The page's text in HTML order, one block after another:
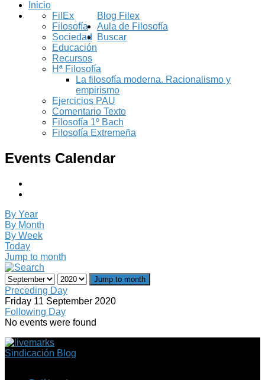
Inicio
Blog Filex
FilEx
Filosofía
Sociedad
Educación
Recursos
Aula de Filosofía
Hª Filosofía
La filosofía moderna. Racionalismo y
empirismo
Ejercicios PAU
Comentario Texto
Filosofía 1º Bach
Filosofía Extremeña
Buscar
Events Calendar
By Year
By Month
By Week
Today
Jump to month
Jump to month
Preceding Day
Friday 11 September 2020
Following Day
No events were found
Sindicación Blog